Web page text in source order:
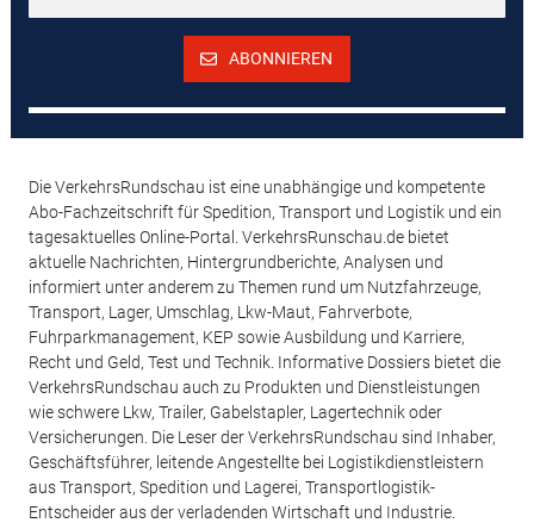
ABONNIEREN
Die VerkehrsRundschau ist eine unabhängige und kompetente
Abo-Fachzeitschrift für Spedition, Transport und Logistik und ein
tagesaktuelles Online-Portal. VerkehrsRunschau.de bietet
aktuelle Nachrichten, Hintergrundberichte, Analysen und
informiert unter anderem zu Themen rund um Nutzfahrzeuge,
Transport, Lager, Umschlag, Lkw-Maut, Fahrverbote,
Fuhrparkmanagement, KEP sowie Ausbildung und Karriere,
Recht und Geld, Test und Technik. Informative Dossiers bietet die
VerkehrsRundschau auch zu Produkten und Dienstleistungen
wie schwere Lkw, Trailer, Gabelstapler, Lagertechnik oder
Versicherungen. Die Leser der VerkehrsRundschau sind Inhaber,
Geschäftsführer, leitende Angestellte bei Logistikdienstleistern
aus Transport, Spedition und Lagerei, Transportlogistik-
Entscheider aus der verladenden Wirtschaft und Industrie.